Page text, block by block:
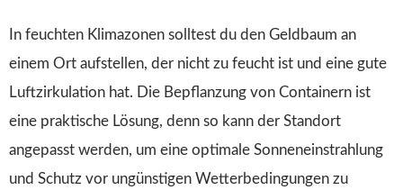
In feuchten Klimazonen solltest du den Geldbaum an
einem Ort aufstellen, der nicht zu feucht ist und eine gute
Luftzirkulation hat. Die Bepflanzung von Containern ist
eine praktische Lösung, denn so kann der Standort
angepasst werden, um eine optimale Sonneneinstrahlung
und Schutz vor ungünstigen Wetterbedingungen zu